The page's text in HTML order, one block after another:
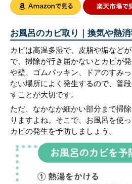
お風呂のカビ取り｜換気や熱
カビは高温多湿で、皮脂や垢など
で、掃除が行き届かないとカビが
や壁、ゴムパッキン、ドアのすみ
ない場所によく発生するので、普
すことが大切です。
ただ、なかなか細かい部分まで掃
りますよね。そこで、お風呂を使
カビの発生を予防しましょう。